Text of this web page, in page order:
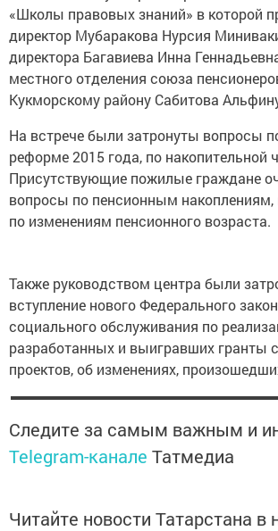
«Школы правовых знаний» в которой
директор Мубаракова Нурсия
директора Багавиева Инна
местного отделения союза
Кукморскому району Сабитова
На встрече были затронуты вопросы
реформе 2015 года, по накопительной
Присутствующие пожилые граждане
вопросы по пенсионным
по изменениям пенсионного возраста.
Также руководством центра были
вступление нового Федерального
социального обслуживания по
разработанных и выигравших гранты
проектов, об изменениях,
Следите за самым важным и
Telegram-канале Татмедиа
Читайте новости Татарстана в